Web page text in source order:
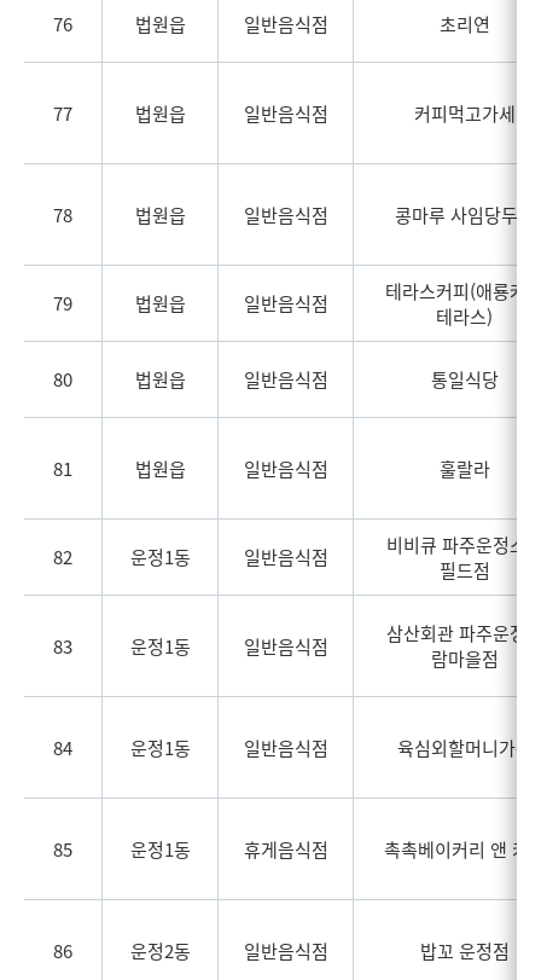
76 법원읍 일반음식점 초리연
77 법원읍 일반음식점 커피먹고가세
78 법원읍 일반음식점 콩마루 사임당두부
79 법원읍 일반음식점
테라스커피(애룡커
테라스)
80 법원읍 일반음식점 통일식당
81 법원읍 일반음식점 훌랄라
82 운정1동 일반음식점
비비큐 파주운정스
필드점
83 운정1동 일반음식점
삼산회관 파주운정
람마을점
84 운정1동 일반음식점 육심외할머니가든
85 운정1동 휴게음식점 촉촉베이커리 앤 카
86 운정2동 일반음식점 밥꼬 운정점